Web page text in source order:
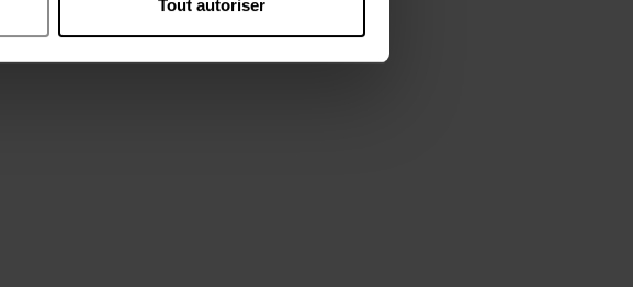
Tout autoriser